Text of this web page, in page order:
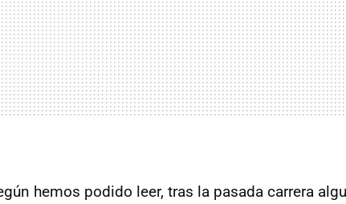
hemos podido leer, tras la pasada carrera